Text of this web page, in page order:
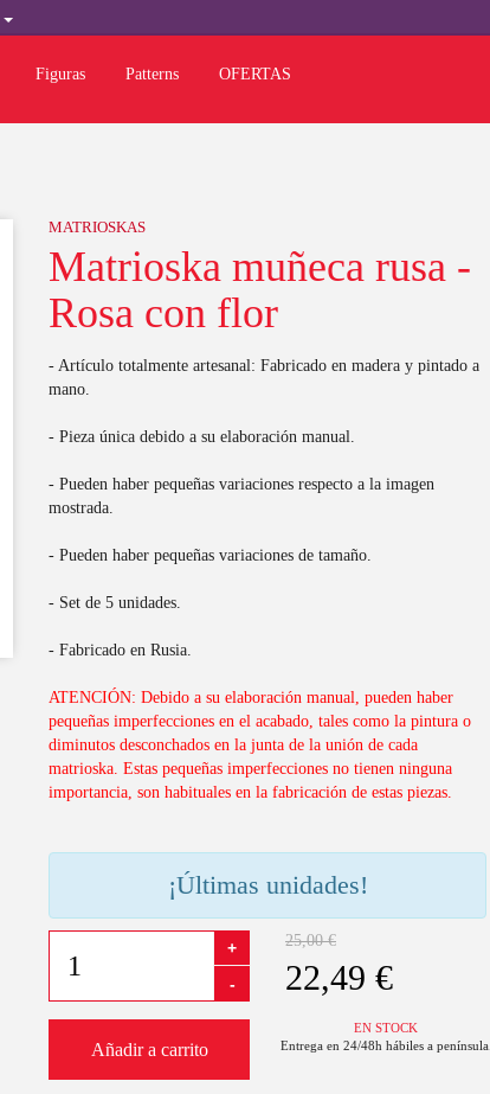
Figuras Patterns OFERTAS
MATRIOSKAS
Matrioska muñeca rusa -
Rosa con flor
- Artículo totalmente artesanal: Fabricado en madera y pintado a
mano.
- Pieza única debido a su elaboración manual.
- Pueden haber pequeñas variaciones respecto a la imagen
mostrada.
- Pueden haber pequeñas variaciones de tamaño.
- Set de 5 unidades.
- Fabricado en Rusia.
ATENCIÓN: Debido a su elaboración manual, pueden haber
pequeñas imperfecciones en el acabado, tales como la pintura o
diminutos desconchados en la junta de la unión de cada
matrioska. Estas pequeñas imperfecciones no tienen ninguna
importancia, son habituales en la fabricación de estas piezas.
¡Últimas unidades!
25,00 €
22,49 €
+
-
EN STOCK
Entrega en 24/48h hábiles a península.
Añadir a carrito